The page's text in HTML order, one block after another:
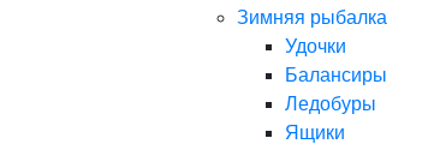
Зимняя рыбалка
Удочки
Балансиры
Ледобуры
Ящики